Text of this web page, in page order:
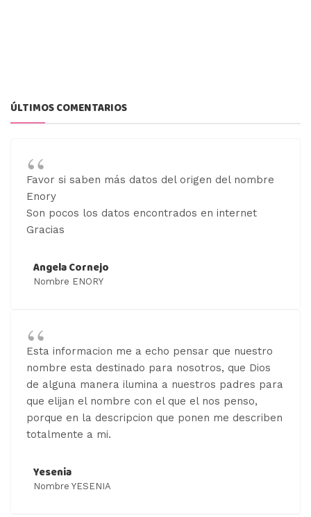
ÚLTIMOS COMENTARIOS
Favor si saben más datos del origen del nombre
Enory
Son pocos los datos encontrados en internet
Gracias
Angela Cornejo
Nombre ENORY
Esta informacion me a echo pensar que nuestro
nombre esta destinado para nosotros, que Dios
de alguna manera ilumina a nuestros padres para
que elijan el nombre con el que el nos penso,
porque en la descripcion que ponen me describen
totalmente a mi.
Yesenia
Nombre YESENIA